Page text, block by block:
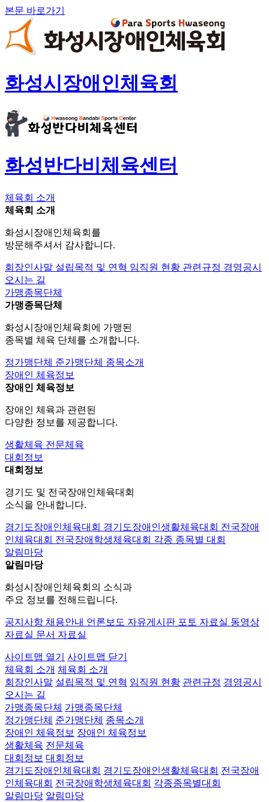
본문 바로가기
화성시장애인체육회
화성반다비체육센터
체육회 소개
체육회 소개
화성시장애인체육회를
방문해주셔서 감사합니다.
회장인사말 설립목적 및 연혁 임직원 현황 관련규정 경영공시
오시는 길
가맹종목단체
가맹종목단체
화성시장애인체육회에 가맹된
종목별 체육 단체를 소개합니다.
정가맹단체 준가맹단체 종목소개
장애인 체육정보
장애인 체육정보
장애인 체육과 관련된
다양한 정보를 제공합니다.
생활체육 전문체육
대회정보
대회정보
경기도 및 전국장애인체육대회
소식을 안내합니다.
경기도장애인체육대회 경기도장애인생활체육대회 전국장애
인체육대회 전국장애학생체육대회 각종 종목별 대회
알림마당
알림마당
화성시장애인체육회의 소식과
주요 정보를 전해드립니다.
공지사항 채용안내 언론보도 자유게시판 포토 자료실 동영상
자료실 문서 자료실
사이트맵 열기
사이트맵 닫기
체육회 소개 체육회 소개
회장인사말 설립목적 및 연혁 임직원 현황 관련규정 경영공시
오시는 길
가맹종목단체 가맹종목단체
정가맹단체 준가맹단체 종목소개
장애인 체육정보 장애인 체육정보
생활체육 전문체육
대회정보 대회정보
경기도장애인체육대회 경기도장애인생활체육대회 전국장애
인체육대회 전국장애학생체육대회 각종종목별대회
알림마당 알림마당